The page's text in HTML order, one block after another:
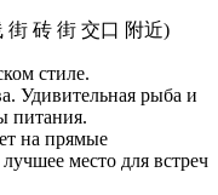
街 砖 街 交口 附近)
стиле.
Удивительная рыба и
питания.
на прямые
место для встреч